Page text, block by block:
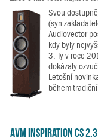
Svou
(syn
Audiovector
kdy byly
3. Ty v roce
dokázaly
Letošní
během tradiční
AVM INSPIRATION CS 2.3